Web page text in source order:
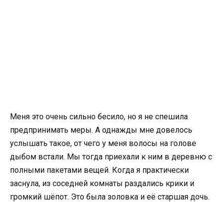
Меня это очень сильно бесило, но я не спешила
предпринимать меры. А однажды мне довелось
услышать такое, от чего у меня волосы на голове
дыбом встали. Мы тогда приехали к ним в деревню с
полными пакетами вещей. Когда я практически
заснула, из соседней комнаты раздались крики и
громкий шёпот. Это была золовка и её старшая дочь.